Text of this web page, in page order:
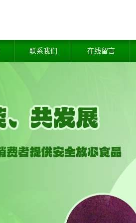
联系我们 在线留言